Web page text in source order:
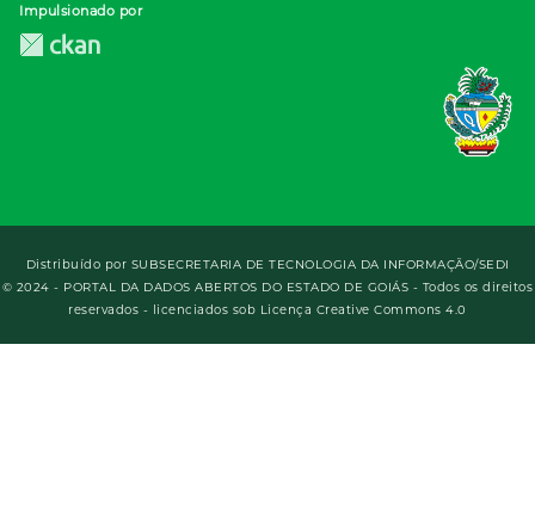
Impulsionado por
Distribuído por SUBSECRETARIA DE TECNOLOGIA DA INFORMAÇÃO/SEDI
© 2024 - PORTAL DA DADOS ABERTOS DO ESTADO DE GOIÁS - Todos os direitos
reservados - licenciados sob Licença Creative Commons 4.0